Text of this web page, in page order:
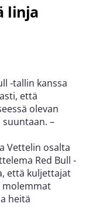
linja
-tallin kanssa
että
olevan
suuntaan. –
Vettelin osalta
Red Bull -
että kuljettajat
molemmat
heitä